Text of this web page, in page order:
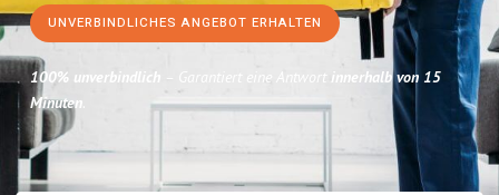
UNVERBINDLICHES ANGEBOT ERHALTEN
100% unverbindlich – Garantiert eine Antwort innerhalb von 15
Minuten.